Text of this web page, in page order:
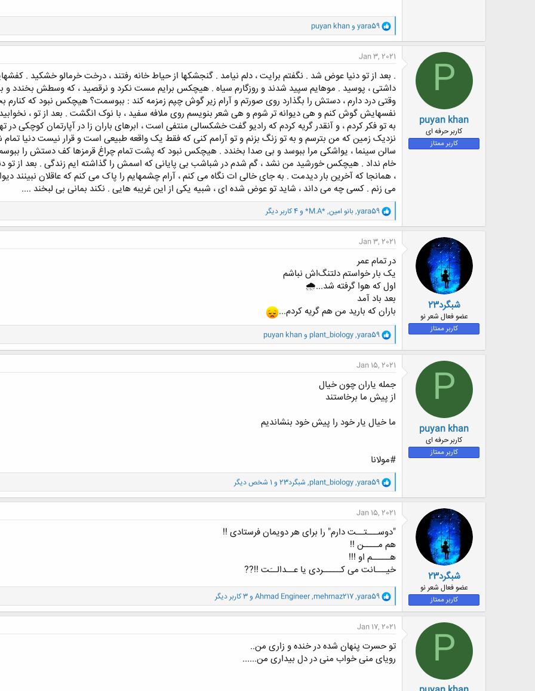
کلیک کنید تا باز شود...
و
ا
ک
ش
ه
ا
:
yara59 وpuyan khan
P
puyan khan
کاربر حرفه ای
کاربر ممتاز
Jan 3, 2021
. بعد از تو دنیا عوض شد . نگفتم برایت ، دلم نیامد . گنجشکها از حیاط خانه رفتند ، درخت خرمالو خشکید .
داشتی ، پوسید . موهایم سپید شدند و روزگارم سیاه . هیچکس برایم مست نکرد و نرقصید ، که وسطش بخندد
وقتی درد دارم ، دستش را بگذارد روی صورتم و آرام زیر گوش چپم زمزمه کند : ببوسمت؟ هیچکس نبود که کنارم
نفسهایش گوش کنم و هی دیوانه تر شوم و هی شعر بنویسم روی ملافه سفید ، با نوک انگشت . بعد از تو ،
به تو فکر کردم ، و آنقدر گریه کردم که رادیو گفت خشکسالی منتفی است ، ابرهای باران زا در آپارتمان کوچکی در
نزدیک زمین که من بترسم و به تو زنگ بزنم و تو آرامم کنی که فقط یک واقعه طبیعی است و قرار نیست دنیا
سالن سینما ، یواشکی مرا ببوسد و بی صدا بخندد . هیچکس نبود که پشت تمام چراغ قرمزها کف دستش را
خام نداد . هیچکس خورشید من نشد ، گم شدم در شباشب بی پایانی که اسمش را گذاشته ایم زندگی . بعد از
، همانجا که آخرین بار دیدمت . به جای خالی ات نگاه می کنم ، آرام چشمهایم را پاک می کنم که عاقلان نبینند
می زنم . کسی چه می داند ، شاید تو عوض شده ای ، شبیه یکی از این غریبه هایی . نکند بمانی بی لبخند ....
و
ا
ک
ش
ه
ا
:
yara59
,بانو امین,
*M.A* و 4 کاربر دیگر
شبگرد23
عضو فعال شعر نو
کاربر ممتاز
Jan 3, 2021
در تمام عمر
یک بار خواستم دلتنگ‌اش نباشم
اول که هوا گرفته شد...🌧
بعد باد آمد
باران که بارید من هم گریه کردم...
و
ا
ک
ش
ه
:
yara59
,
plant_biology وpuyan khan
P
puyan khan
کاربر حرفه ای
کاربر ممتاز
Jan 15, 2021
جمله یاران چون خیال
از پیش ما برخاستند
ما خیال یار خود را پیش خود بنشاندیم
#مولانا
و
ا
ک
ش
ه
ا
:
yara59
,
plant_biology
, شبگرد23 و 1 شخص دیگر
شبگرد23
عضو فعال شعر نو
کاربر ممتاز
Jan 15, 2021
"دوســـتــت دارم" را برای هر دویمان فرستادی !!
هم مــــن !!
هـــــم او !!!
خیـــانت می كـــــردی یا عــدالــَت !!??
و
ا
ک
ش
ا
:
yara59
,
mehrnaz217
,
Ahmad Engineer و 3 کاربر دیگر
P
Jan 17, 2021
تو حسرت پنهان شده در خنده و زاری من..
رویای منی خواب منی در دل بیداری من......